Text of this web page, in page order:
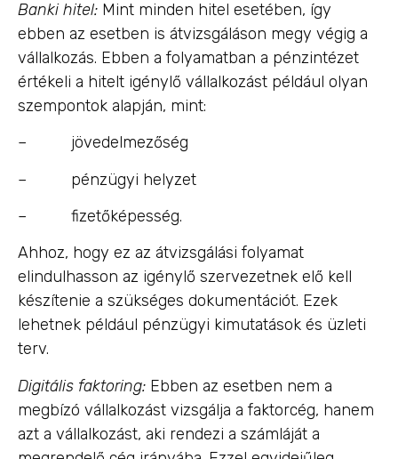
Banki hitel: Mint minden hitel esetében, így
ebben az esetben is átvizsgáláson megy végig a
vállalkozás. Ebben a folyamatban a pénzintézet
értékeli a hitelt igénylő vállalkozást például olyan
szempontok alapján, mint:
– jövedelmezőség
– pénzügyi helyzet
– fizetőképesség.
Ahhoz, hogy ez az átvizsgálási folyamat
elindulhasson az igénylő szervezetnek elő kell
készítenie a szükséges dokumentációt. Ezek
lehetnek például pénzügyi kimutatások és üzleti
terv.
Digitális faktoring: Ebben az esetben nem a
megbízó vállalkozást vizsgálja a faktorcég, hanem
azt a vállalkozást, aki rendezi a számláját a